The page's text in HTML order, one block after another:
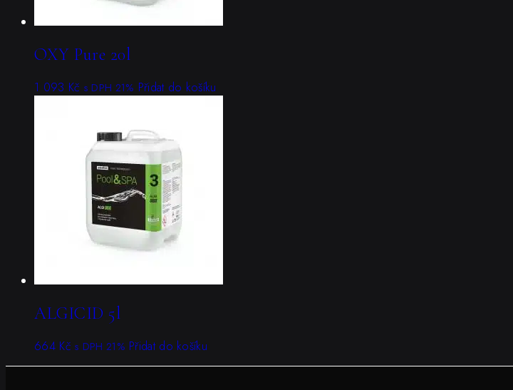
OXY Pure 20l
1 093 Kč s DPH 21% Přidat do košíku
ALGICID 5l
664 Kč s DPH 21% Přidat do košíku